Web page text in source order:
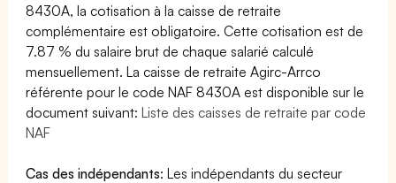
8430A, la cotisation à la caisse de retraite
complémentaire est obligatoire. Cette cotisation est de
7.87 % du salaire brut de chaque salarié calculé
mensuellement. La caisse de retraite Agirc-Arrco
référente pour le code NAF 8430A est disponible sur le
document suivant:Liste des caisses de retraite par code
NAF
Cas des indépendants: Les indépendants du secteur